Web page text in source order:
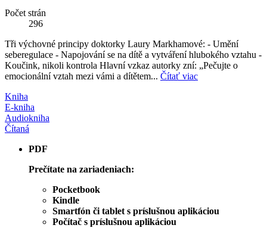
Počet strán
296
Tři výchovné principy doktorky Laury Markhamové: - Umění
seberegulace - Napojování se na dítě a vytváření hlubokého vztahu -
Koučink, nikoli kontrola Hlavní vzkaz autorky zní: „Pečujte o
emocionální vztah mezi vámi a dítětem... Čítať viac
Kniha
E-kniha
Audiokniha
Čítaná
PDF
Prečítate na zariadeniach:
Pocketbook
Kindle
Smartfón či tablet s príslušnou aplikáciou
Počítač s príslušnou aplikáciou